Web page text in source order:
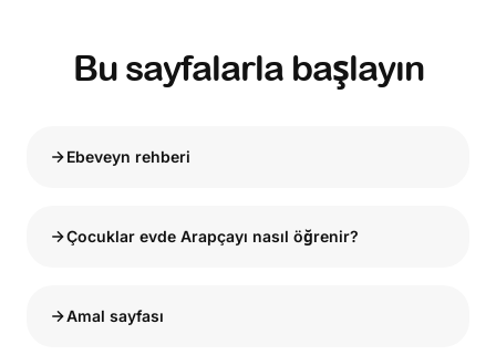
Bu sayfalarla başlayın
Ebeveyn rehberi
Çocuklar evde Arapçayı nasıl öğrenir?
Amal sayfası